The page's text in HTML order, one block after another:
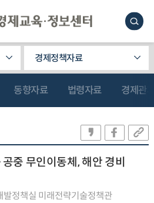
경제정책자료
동향자료 법령자료 경제관
중 무인이동체, 해안 경비
정책실 미래전략기술정책관